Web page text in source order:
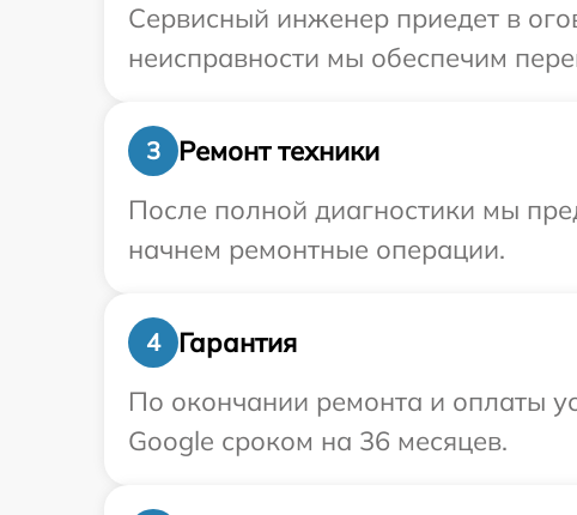
Сервисный инженер приедет в
неисправности мы обеспечим
3
Ремонт техники
После полной диагностики мы
начнем ремонтные операции.
4
Гарантия
По окончании ремонта и оплаты
Google сроком на 36 месяцев.